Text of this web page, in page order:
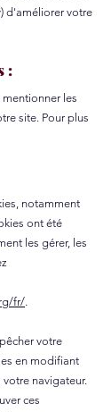
d'améliorer votre
:
les
site. Pour plus
notamment
ont été
les gérer, les
fr/.
votre
en modifiant
votre navigateur.
ces